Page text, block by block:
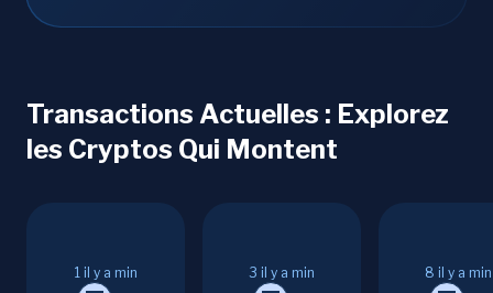
Transactions Actuelles : Explorez
les Cryptos Qui Montent
1 il y a min 3 il y a min 8 il y a min